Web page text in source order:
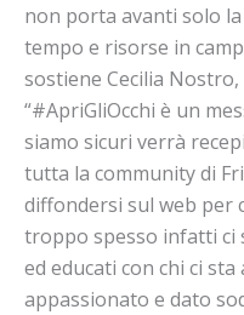
non porta avanti solo
tempo e risorse in
sostiene Cecilia
“#ApriGliOcchi è un
siamo sicuri verrà
tutta la community di
diffondersi sul web per
troppo spesso infatti ci
ed educati con chi ci
appassionato e dato